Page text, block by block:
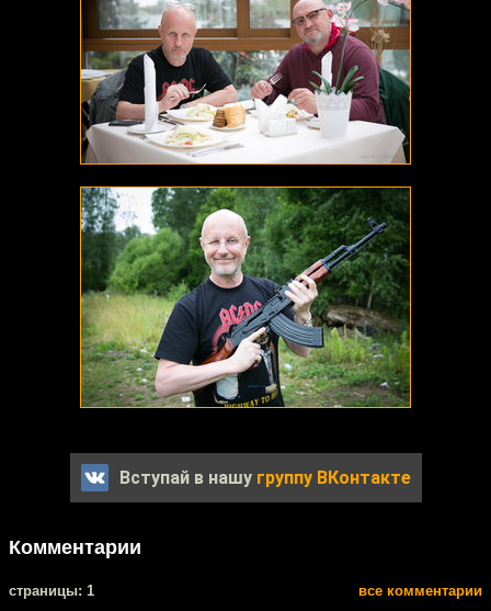
Вступай в нашу группу ВКонтакте
Комментарии
cтраницы: 1 все комментарии